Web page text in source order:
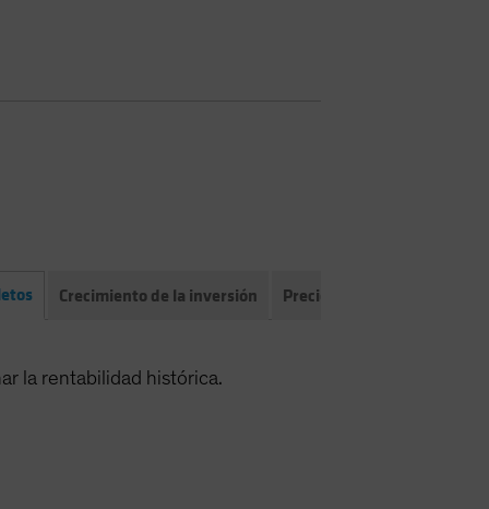
Crecimiento de la inversión Precio
la rentabilidad histórica.